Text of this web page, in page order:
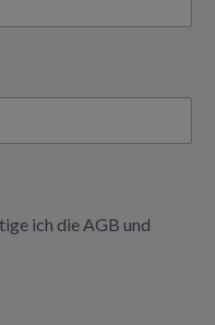
ich die AGB und